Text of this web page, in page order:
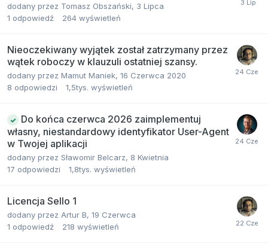
dodany przez Tomasz Obszański, 3 Lipca
1 odpowiedź 264 wyświetleń
Nieoczekiwany wyjątek został zatrzymany przez
wątek roboczy w klauzuli ostatniej szansy.
dodany przez Mamut Maniek, 16 Czerwca 2020
8 odpowiedzi 1,5tys. wyświetleń
Do końca czerwca 2026 zaimplementuj
własny, niestandardowy identyfikator User-Agent
w Twojej aplikacji
dodany przez Sławomir Belcarz, 8 Kwietnia
17 odpowiedzi 1,8tys. wyświetleń
Licencja Sello 1
dodany przez Artur B, 19 Czerwca
1 odpowiedź 218 wyświetleń